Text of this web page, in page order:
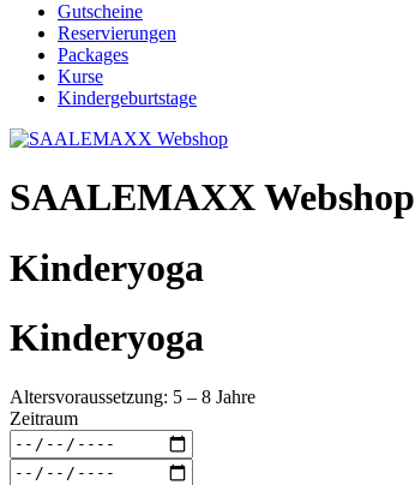
Gutscheine
Reservierungen
Packages
Kurse
Kindergeburtstage
SAALEMAXX Webshop
Kinderyoga
Kinderyoga
Altersvoraussetzung: 5 – 8 Jahre
Zeitraum